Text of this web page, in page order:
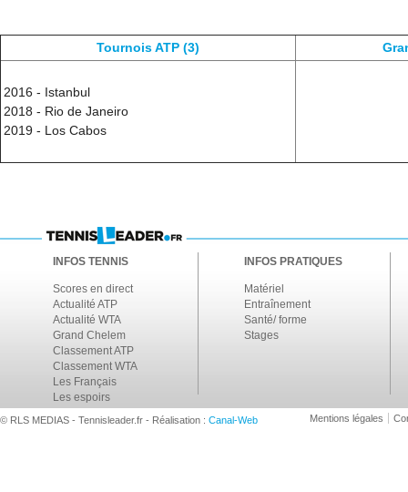
Tournois ATP (3)
2016 - Istanbul
2018 - Rio de Janeiro
2019 - Los Cabos
INFOS TENNIS
Scores en direct
Actualité ATP
Actualité WTA
Grand Chelem
Classement ATP
Classement WTA
Les Français
Les espoirs
INFOS PRATIQUES
Matériel
Entraînement
Santé/ forme
Stages
© RLS MEDIAS - Tennisleader.fr - Réalisation : Canal-Web Mentions légales